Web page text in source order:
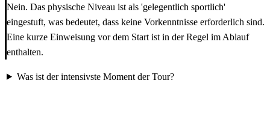
Nein. Das physische Niveau ist als 'gelegentlich sportlich'
eingestuft, was bedeutet, dass keine Vorkenntnisse erforderlich sind.
Eine kurze Einweisung vor dem Start ist in der Regel im Ablauf
enthalten.
Was ist der intensivste Moment der Tour?